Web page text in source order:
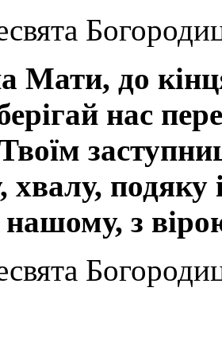
Мати, до
нас
хвалу, подяку
нашому, з